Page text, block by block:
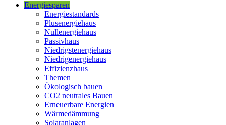
Energiesparen
Energiestandards
Plusenergiehaus
Nullenergiehaus
Passivhaus
Niedrigstenergiehaus
Niedrigenergiehaus
Effizienzhaus
Themen
Ökologisch bauen
CO2 neutrales Bauen
Erneuerbare Energien
Wärmedämmung
Solaranlagen